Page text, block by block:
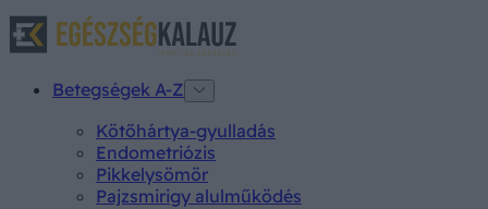
Betegségek A-Z
Kötőhártya-gyulladás
Endometriózis
Pikkelysömör
Pajzsmirigy alulműködés